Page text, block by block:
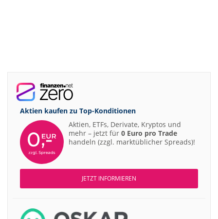
Aktien kaufen zu Top-Konditionen
Aktien, ETFs, Derivate, Kryptos und
mehr – jetzt für 0 Euro pro Trade
handeln (zzgl. marktüblicher Spreads)!
JETZT INFORMIEREN